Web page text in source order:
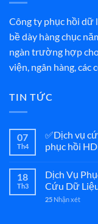
Công ty phục hồi dữ
bề dày hàng chục
ngàn trường hợp
viện, ngân hàng,
TIN TỨC
07
Th4
✅Dịch vụ
phục hồi
18
Th3
Dịch Vụ
Cứu Dữ
25 Nhận xét